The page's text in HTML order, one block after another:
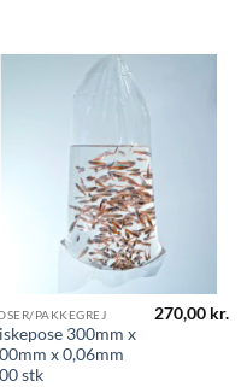
PAKKEGREJ
300mm x
x 0,06mm
stk
270,00 kr.